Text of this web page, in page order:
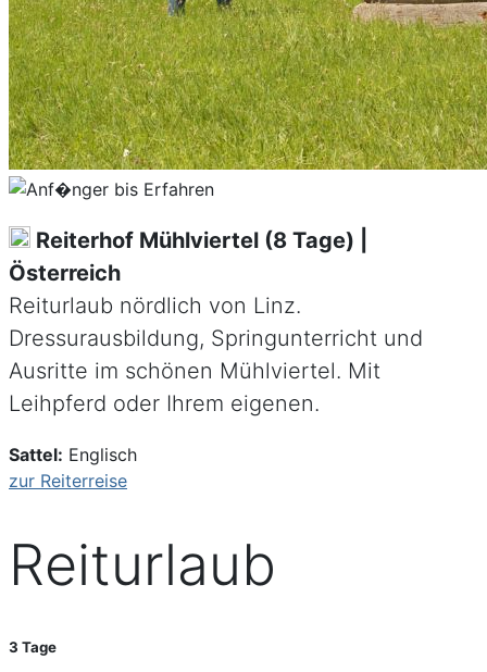
Reiterhof Mühlviertel (8 Tage) |
Österreich
Reiturlaub nördlich von Linz.
Dressurausbildung, Springunterricht und
Ausritte im schönen Mühlviertel. Mit
Leihpferd oder Ihrem eigenen.
Sattel: Englisch
zur Reiterreise
Reiturlaub
3 Tage